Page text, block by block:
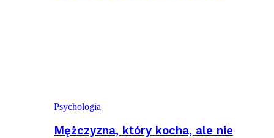
Psychologia
Mężczyzna, który kocha, ale nie